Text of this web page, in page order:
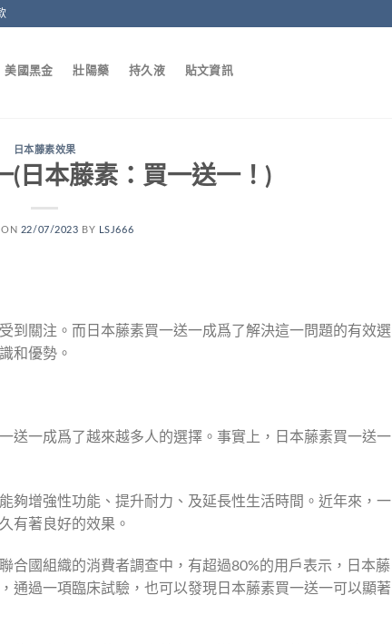
美國黑金 壯陽藥 持久液 貼文資訊
日本藤素效果
(日本藤素：買一送一！)
22/07/2023 BY LSJ666
到關注。而日本藤素買一送一成爲了解決這一問題的有效選
和優勢。
送一成爲了越來越多人的選擇。事實上，日本藤素買一送一
夠增強性功能、提升耐力、及延長性生活時間。近年來，一
有著良好的效果。
合國組織的消費者調查中，有超過80%的用戶表示，日本藤
通過一項臨床試驗，也可以發現日本藤素買一送一可以顯著